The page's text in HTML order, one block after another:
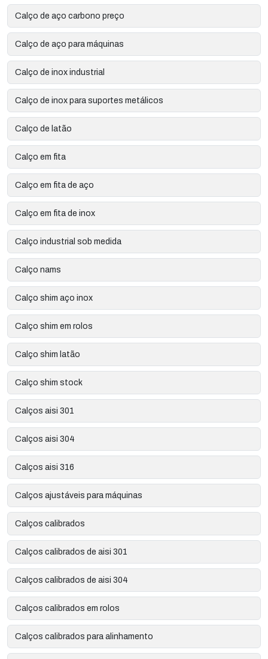
Calço de aço carbono preço
Calço de aço para máquinas
Calço de inox industrial
Calço de inox para suportes metálicos
Calço de latão
Calço em fita
Calço em fita de aço
Calço em fita de inox
Calço industrial sob medida
Calço nams
Calço shim aço inox
Calço shim em rolos
Calço shim latão
Calço shim stock
Calços aisi 301
Calços aisi 304
Calços aisi 316
Calços ajustáveis para máquinas
Calços calibrados
Calços calibrados de aisi 301
Calços calibrados de aisi 304
Calços calibrados em rolos
Calços calibrados para alinhamento